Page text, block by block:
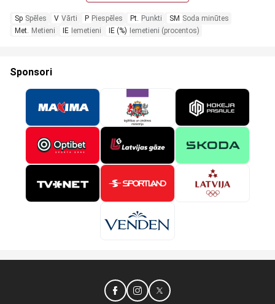
Sp Spēles V Vārti P Piespēles Pt. Punkti SM Soda minūtes
Met. Metieni IE Iemetieni IE (%) Iemetieni (procentos)
Sponsori